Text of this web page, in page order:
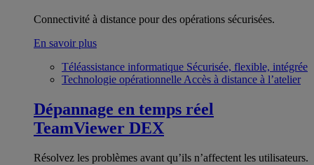
Connectivité à distance pour des opérations sécurisées.
En savoir plus
Téléassistance informatique Sécurisée, flexible, intégrée
Technologie opérationnelle Accès à distance à l’atelier
Dépannage en temps réel
TeamViewer DEX
Résolvez les problèmes avant qu’ils n’affectent les utilisateurs.